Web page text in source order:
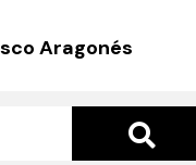
Aragonés